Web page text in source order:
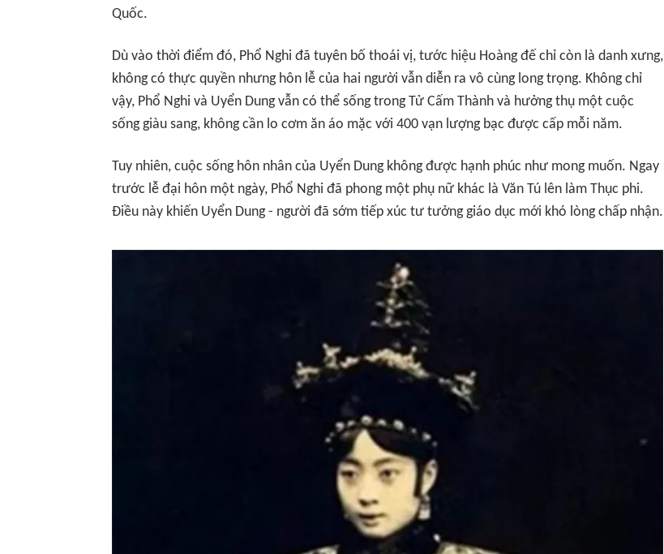
Quốc.
Dù vào thời điểm đó, Phổ Nghi đã tuyên bố thoái vị, tước hiệu Hoàng đế chỉ còn là danh xưng,
không có thực quyền nhưng hôn lễ của hai người vẫn diễn ra vô cùng long trọng. Không chỉ
vậy, Phổ Nghi và Uyển Dung vẫn có thể sống trong Tử Cấm Thành và hưởng thụ một cuộc
sống giàu sang, không cần lo cơm ăn áo mặc với 400 vạn lượng bạc được cấp mỗi năm.
Tuy nhiên, cuộc sống hôn nhân của Uyển Dung không được hạnh phúc như mong muốn. Ngay
trước lễ đại hôn một ngày, Phổ Nghi đã phong một phụ nữ khác là Văn Tú lên làm Thục phi.
Điều này khiến Uyển Dung - người đã sớm tiếp xúc tư tưởng giáo dục mới khó lòng chấp nhận.